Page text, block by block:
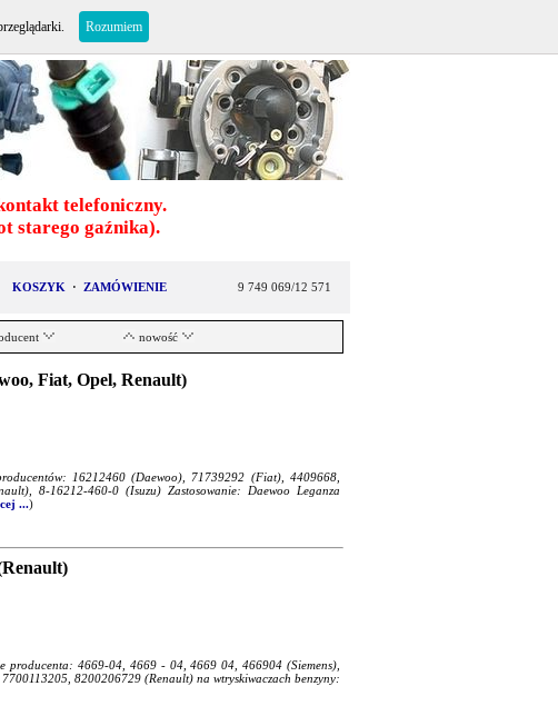
telefoniczny.
starego gaźnika).
KOSZYK · ZAMÓWIENIE 9 749 069/12 571
nowość
Fiat, Opel, Renault)
16212460 (Daewoo), 71739292 (Fiat), 4409668,
8-16212-460-0 (Isuzu) Zastosowanie: Daewoo Leganza
...)
producenta: 4669-04, 4669 - 04, 4669 04, 466904 (Siemens),
8200206729 (Renault) na wtryskiwaczach benzyny:
Rozumiem